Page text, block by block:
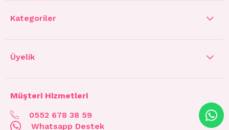
Kategoriler
Üyelik
Müşteri Hizmetleri
0552 678 38 59
Whatsapp Destek